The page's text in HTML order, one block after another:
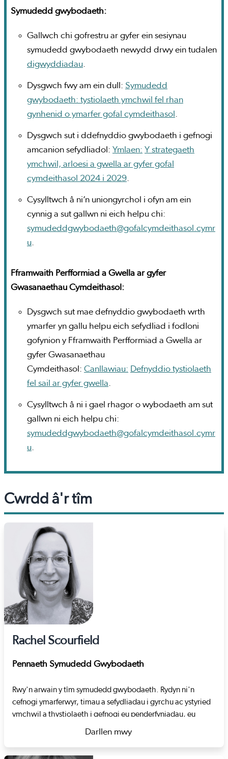
Symudedd gwybodaeth:
Gallwch chi gofrestru ar gyfer ein sesiynau
symudedd gwybodaeth newydd drwy ein tudalen
digwyddiadau.
Dysgwch fwy am ein dull: Symudedd
gwybodaeth: tystiolaeth ymchwil fel rhan
gynhenid o ymarfer gofal cymdeithasol .
Dysgwch sut i ddefnyddio gwybodaeth i gefnogi
amcanion sefydliadol: Ymlaen: Y strategaeth
ymchwil, arloesi a gwella ar gyfer gofal
cymdeithasol 2024 i 2029.
Cysylltwch â ni’n uniongyrchol i ofyn am ein
cynnig a sut gallwn ni eich helpu chi:
symudeddgwybodaeth@gofalcymdeithasol.cymr
u.
Fframwaith Perfformiad a Gwella ar gyfer
Gwasanaethau Cymdeithasol:
Dysgwch sut mae defnyddio gwybodaeth wrth
ymarfer yn gallu helpu eich sefydliad i fodloni
gofynion y Fframwaith Perfformiad a Gwella ar
gyfer Gwasanaethau
Cymdeithasol: Canllawiau: Defnyddio tystiolaeth
fel sail ar gyfer gwella.
Cysylltwch â ni i gael rhagor o wybodaeth am sut
gallwn ni eich helpu chi:
symudeddgwybodaeth@gofalcymdeithasol.cymr
u.
Cwrdd â'r tîm
Rachel Scourfield
Pennaeth Symudedd Gwybodaeth
Rwy'n arwain y tîm symudedd gwybodaeth. Rydyn ni'n
cefnogi ymarferwyr, timau a sefydliadau i gyrchu ac ystyried
ymchwil a thystiolaeth i gefnogi eu penderfyniadau, eu
ein cymunedau a gwaith partner i helpu i ddefnyddio,
Darllen mwy
about Rachel Scourfield